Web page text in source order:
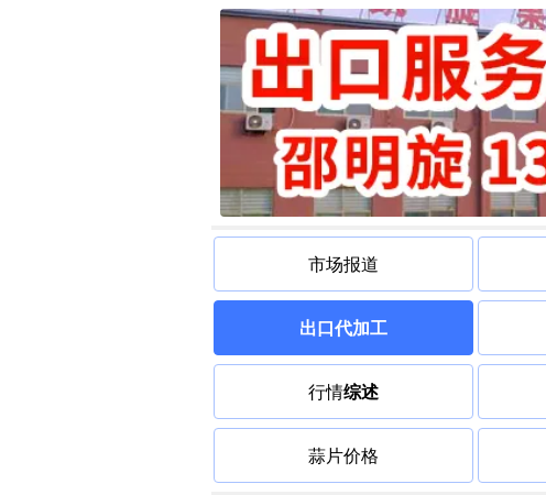
市场报道
出口代加工
行情综述
蒜片价格